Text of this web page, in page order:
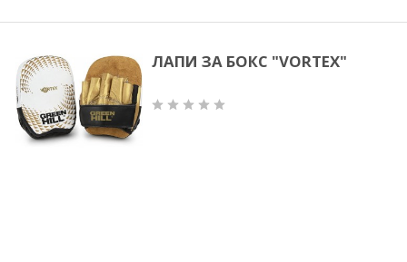
ЛАПИ ЗА БОКС "VORTEX"